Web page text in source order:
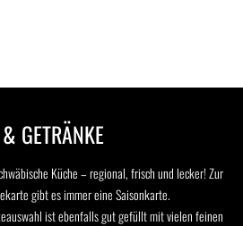
GETRÄNKE
Küche – regional, frisch und lecker! Zur
gibt es immer eine Saisonkarte.
ist ebenfalls gut gefüllt mit vielen feinen